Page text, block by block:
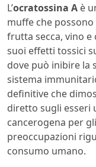
L’ocratossina A è
muffe che
frutta secca, vino e
suoi effetti tossici
dove può inibire la
sistema
definitive che
diretto sugli esseri
cancerogena per
preoccupazioni
consumo umano.